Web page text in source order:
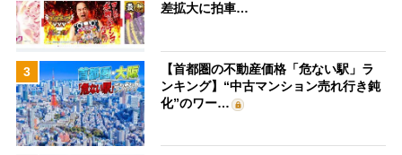
差拡大に拍車…
3
【首都圏の不動産価格「危ない駅」ラ
ンキング】“中古マンション売れ行き鈍
化”のワー…